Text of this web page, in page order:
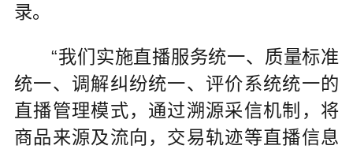
录。
“我们实施直播服务统一、质量标准
统一、调解纠纷统一、评价系统统一的
直播管理模式，通过溯源采信机制，将
商品来源及流向，交易轨迹等直播信息